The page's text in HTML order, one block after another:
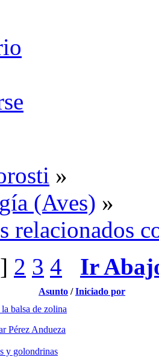
»
(Aves) »
relacionados
] 2 3 4 Ir
Asunto /Iniciado por
balsa de zolina
Pérez Andueza
y golondrinas